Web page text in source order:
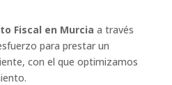
Fiscal en Murcia a través
para prestar un
con el que optimizamos